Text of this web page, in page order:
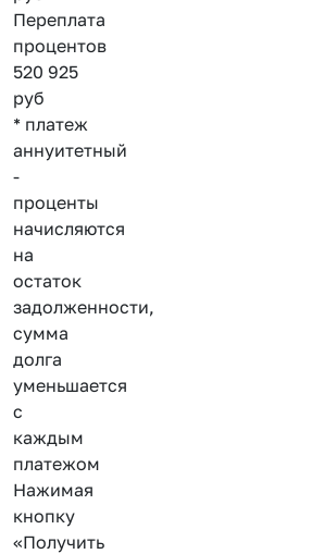
Переплата
процентов
520 925
руб
* платеж
аннуитетный
-
проценты
начисляются
на
остаток
задолженности,
сумма
долга
уменьшается
с
каждым
платежом
Нажимая
кнопку
«Получить